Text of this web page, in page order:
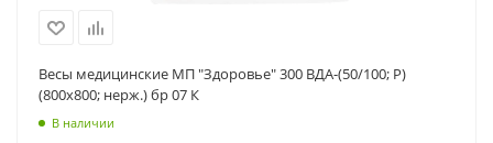
Весы медицинские МП "Здоровье" 300 ВДА-(50/100; Р)
(800х800; нерж.) бр 07 К
В наличии